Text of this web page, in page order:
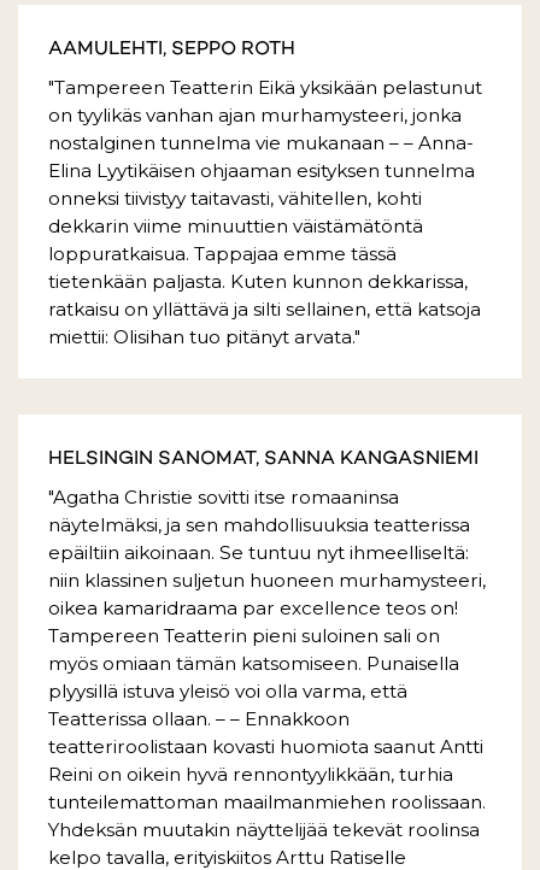
AAMULEHTI, SEPPO ROTH
"Tampereen Teatterin Eikä yksikään pelastunut
on tyylikäs vanhan ajan murhamysteeri, jonka
nostalginen tunnelma vie mukanaan – – Anna-
Elina Lyytikäisen ohjaaman esityksen tunnelma
onneksi tiivistyy taitavasti, vähitellen, kohti
dekkarin viime minuuttien väistämätöntä
loppuratkaisua. Tappajaa emme tässä
tietenkään paljasta. Kuten kunnon dekkarissa,
ratkaisu on yllättävä ja silti sellainen, että katsoja
miettii: Olisihan tuo pitänyt arvata."
HELSINGIN SANOMAT, SANNA KANGASNIEMI
"Agatha Christie sovitti itse romaaninsa
näytelmäksi, ja sen mahdollisuuksia teatterissa
epäiltiin aikoinaan. Se tuntuu nyt ihmeelliseltä:
niin klassinen suljetun huoneen murhamysteeri,
oikea kamaridraama par excellence teos on!
Tampereen Teatterin pieni suloinen sali on
myös omiaan tämän katsomiseen. Punaisella
plyysillä istuva yleisö voi olla varma, että
Teatterissa ollaan. – – Ennakkoon
teatteriroolistaan kovasti huomiota saanut Antti
Reini on oikein hyvä rennontyylikkään, turhia
tunteilemattoman maailmanmiehen roolissaan.
Yhdeksän muutakin näyttelijää tekevät roolinsa
kelpo tavalla, erityiskiitos Arttu Ratiselle